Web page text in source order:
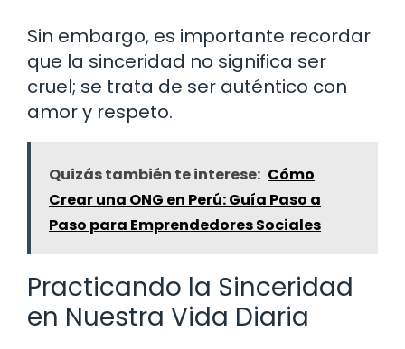
Sin embargo, es importante recordar
que la sinceridad no significa ser
cruel; se trata de ser auténtico con
amor y respeto.
Quizás también te interese: Cómo
Crear una ONG en Perú: Guía Paso a
Paso para Emprendedores Sociales
Practicando la Sinceridad
en Nuestra Vida Diaria